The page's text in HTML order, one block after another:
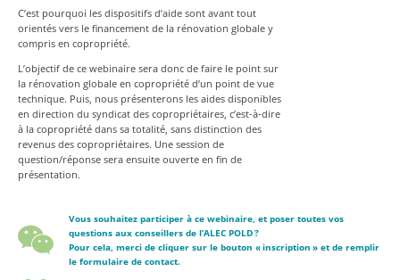
C’est pourquoi les dispositifs d’aide sont avant tout
orientés vers le financement de la rénovation globale y
compris en copropriété.
L’objectif de ce webinaire sera donc de faire le point sur
la rénovation globale en copropriété d’un point de vue
technique. Puis, nous présenterons les aides disponibles
en direction du syndicat des copropriétaires, c’est-à-dire
à la copropriété dans sa totalité, sans distinction des
revenus des copropriétaires. Une session de
question/réponse sera ensuite ouverte en fin de
présentation.
Vous souhaitez participer à ce webinaire, et poser toutes vos
questions aux conseillers de l’ALEC POLD ?
Pour cela, merci de cliquer sur le bouton « inscription » et de remplir
le formulaire de contact.